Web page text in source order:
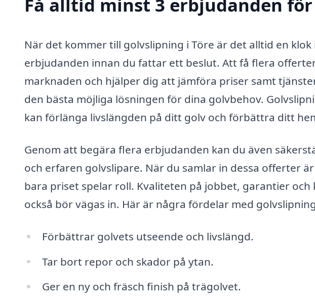
Få alltid minst 3 erbjudanden
När det kommer till golvslipning i Töre är det alltid en
erbjudanden innan du fattar ett beslut. Att få flera
marknaden och hjälper dig att jämföra priser samt
den bästa möjliga lösningen för dina golvbehov.
kan förlänga livslängden på ditt golv och förbättra ditt
Genom att begära flera erbjudanden kan du även
och erfaren golvslipare. När du samlar in dessa offerter
bara priset spelar roll. Kvaliteten på jobbet, garantier
också bör vägas in. Här är några fördelar med
Förbättrar golvets utseende och livslängd.
Tar bort repor och skador på ytan.
Ger en ny och fräsch finish på trägolvet.